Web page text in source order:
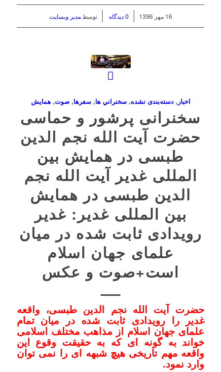
16 مهر 1396
/ 0 دیدگاه توسطمدیر وبسایت
اخبار ,دسته‌بندی نشده,سخنراني ها,سفرها,صوت,همايش
سخنرانی پرشور و حماسی
حضرت آیت الله نجم الدین
طبسی در همایش بین
المللی غدیر آیت الله نجم
الدین طبسی در همایش
بین المللی غدیر: غدیر
رویدادی ثابت شده در میان
علمای جهان اسلام
است+صوت و عکس
حضرت آیت الله نجم الدین طبسی، واقعه
غدیر را رویدادی ثابت شده در میان تمام
علمای جهان اسلام از مذاهب مختلف اسلامی
خواند به گونه ای که به حقیقت وقوع این
واقعه مهم تاریخی هیچ شبهه ای را نمی توان
وارد نمود.